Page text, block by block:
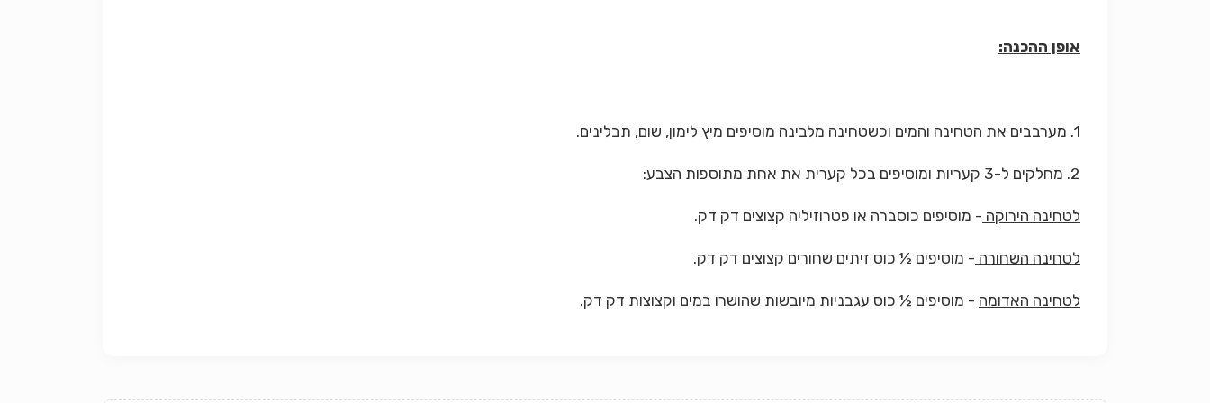
אופן ההכנה:
1. מערבבים את הטחינה והמים וכשטחינה מלבינה מוסיפים מיץ לימון, שום, תבלינים.
2. מחלקים ל-3 קעריות ומוסיפים בכל קערית את אחת מתוספות הצבע:
לטחינה הירוקה - מוסיפים כוסברה או פטרוזיליה קצוצים דק דק.
לטחינה השחורה - מוסיפים ½ כוס זיתים שחורים קצוצים דק דק.
לטחינה האדומה - מוסיפים ½ כוס עגבניות מיובשות שהושרו במים וקצוצות דק דק.